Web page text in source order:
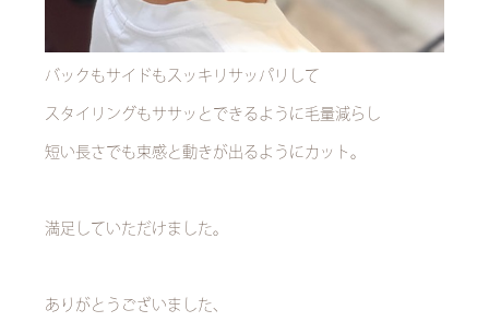
バックもサイドもスッキリサッパリして
スタイリングもササッとできるように毛量減らし
短い長さでも束感と動きが出るようにカット。
満足していただけました。
ありがとうございました、